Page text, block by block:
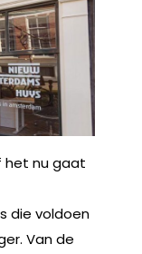
het nu gaat
die voldoen
Van de